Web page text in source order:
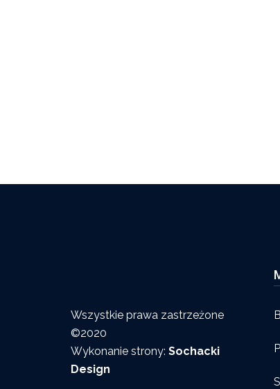
Wszystkie prawa zastrzeżone
©2020
Wykonanie strony: Sochacki
Design